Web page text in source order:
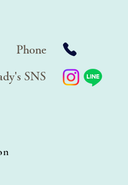
Phone
SNS